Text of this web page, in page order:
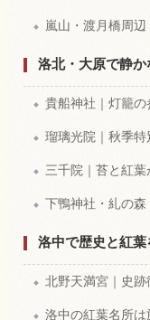
嵐山・渡月橋周
洛北・大原で静か
貴船神社｜灯籠
瑠璃光院｜秋季
三千院｜苔と紅
下鴨神社・糺の森
洛中で歴史と紅
北野天満宮｜史
洛中の紅葉名所